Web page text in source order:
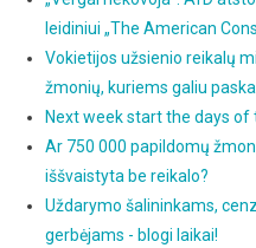
leidiniui „The American
Vokietijos užsienio reikalų
žmonių, kuriems galiu
Next week start the days of
Ar 750 000 papildomų
iššvaistyta be reikalo?
Uždarymo šalininkams,
gerbėjams - blogi laikai!